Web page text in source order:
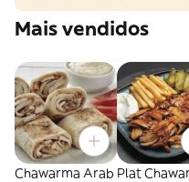
Mais vendidos
Chawarma Arab Plat